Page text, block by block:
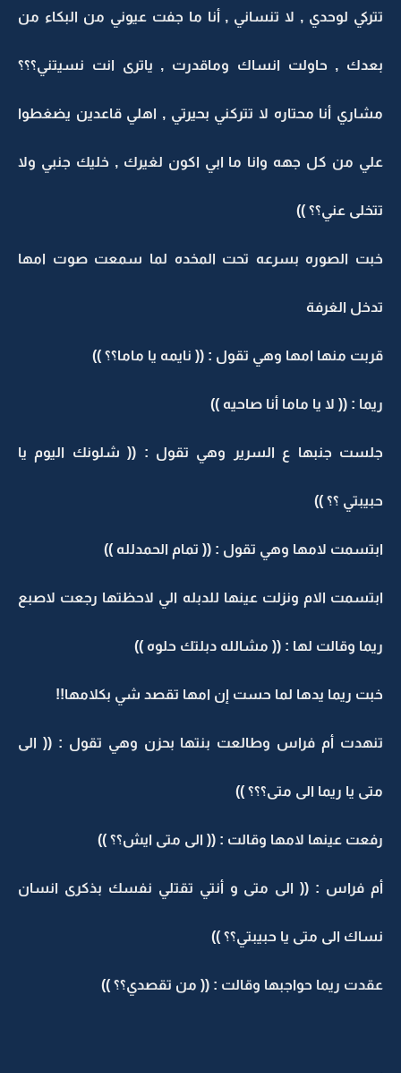
تتركي لوحدي , لا تنساني , أنا ما جفت عيوني من البكاء من
بعدك , حاولت انساك وماقدرت , ياترى انت نسيتني؟؟؟
مشاري أنا محتاره لا تتركني بحيرتي , اهلي قاعدين يضغطوا
علي من كل جهه وانا ما ابي اكون لغيرك , خليك جنبي ولا
تتخلى عني؟؟ ))
خبت الصوره بسرعه تحت المخده لما سمعت صوت امها
تدخل الغرفة
قربت منها امها وهي تقول : (( نايمه يا ماما؟؟ ))
ريما : (( لا يا ماما أنا صاحيه ))
جلست جنبها ع السرير وهي تقول : (( شلونك اليوم يا
حبيبتي ؟؟ ))
ابتسمت لامها وهي تقول : (( تمام الحمدلله ))
ابتسمت الام ونزلت عينها للدبله الي لاحظتها رجعت لاصبع
ريما وقالت لها : (( مشالله دبلتك حلوه ))
خبت ريما يدها لما حست إن امها تقصد شي بكلامها!!
تنهدت أم فراس وطالعت بنتها بحزن وهي تقول : (( الى
متى يا ريما الى متى؟؟؟ ))
رفعت عينها لامها وقالت : (( الى متى ايش؟؟ ))
أم فراس : (( الى متى و أنتي تقتلي نفسك بذكرى انسان
نساك الى متى يا حبيبتي؟؟ ))
عقدت ريما حواجبها وقالت : (( من تقصدي؟؟ ))